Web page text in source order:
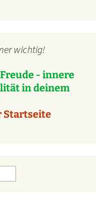
wichtig!
- innere
in deinem
Startseite